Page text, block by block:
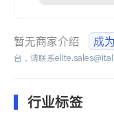
暂无商家介绍 成
台，请联系
行业标签